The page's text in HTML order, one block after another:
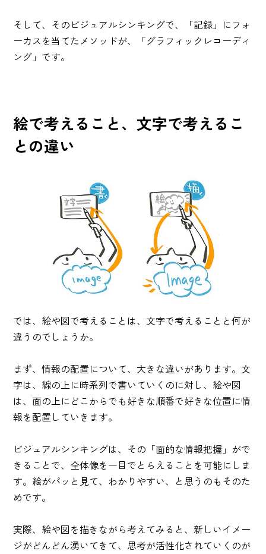
そして、そのビジュアルシンキングで、「記録」にフォ
ーカスを当てたメソッドが、「グラフィックレコーディ
ング」です。
絵で考えること、文字で考えるこ
との違い
では、絵や図で考えることは、文字で考えることと何が
違うのでしょうか。
まず、情報の配置について、大きな違いがあります。文
字は、線の上に時系列で書いていくのに対し、絵や図
は、面の上にどこからでも好きな順番で好きな位置に情
報を配置していきます。
ビジュアルシンキングは、その「面的な情報把握」がで
きることで、全体像を一目でとらえることを可能にしま
す。絵がパッと見て、わかりやすい、と思うのもそのた
めです。
実際、絵や図を描きながら考えてみると、新しいイメー
ジがどんどん湧いてきて、思考が活性化されていくのが